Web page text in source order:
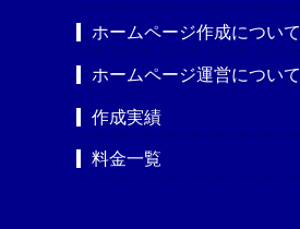
ホームページ作成について
ホームページ運営について
作成実績
料金一覧